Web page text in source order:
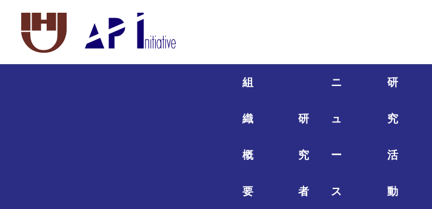
組
織
概
要
研
究
者
ニ
ュ
ー
ス
研
究
活
動